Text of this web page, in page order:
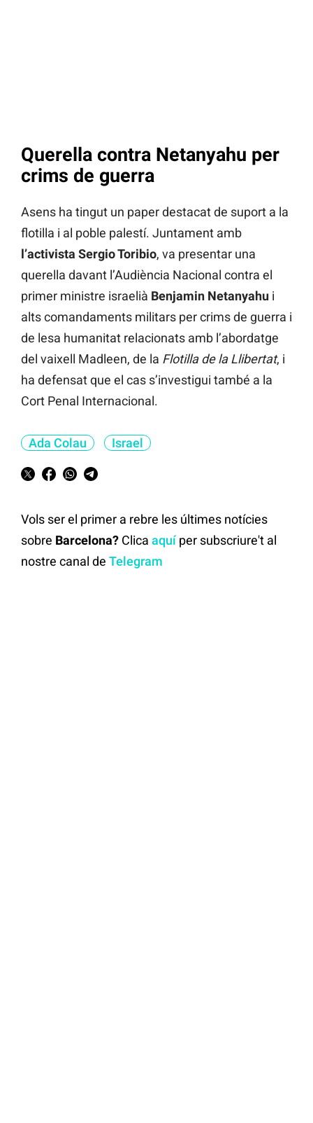
Querella contra Netanyahu per
crims de guerra
Asens ha tingut un paper destacat de suport a la
flotilla i al poble palestí. Juntament amb
l’activista Sergio Toribio, va presentar una
querella davant l’Audiència Nacional contra el
primer ministre israelià Benjamin Netanyahu i
alts comandaments militars per crims de guerra i
de lesa humanitat relacionats amb l’abordatge
del vaixell Madleen, de la Flotilla de la Llibertat, i
ha defensat que el cas s’investigui també a la
Cort Penal Internacional.
Ada Colau Israel
Vols ser el primer a rebre les últimes notícies
sobre Barcelona? Clica aquíper subscriure't al
nostre canal de Telegram